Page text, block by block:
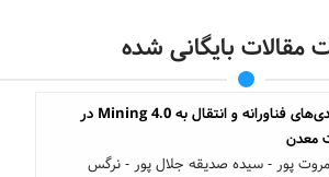
مقالات بایگانی شده
توانمندی‌های فناورانه و انتقال به Mining 4.0 در
معدن
پور - سیده صدیقه جلال پور - نرگس